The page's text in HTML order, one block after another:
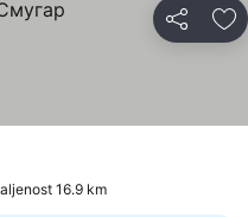
Deli
16.9 km